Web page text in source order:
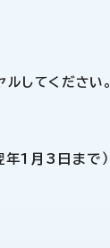
してください。
年1月3日まで）